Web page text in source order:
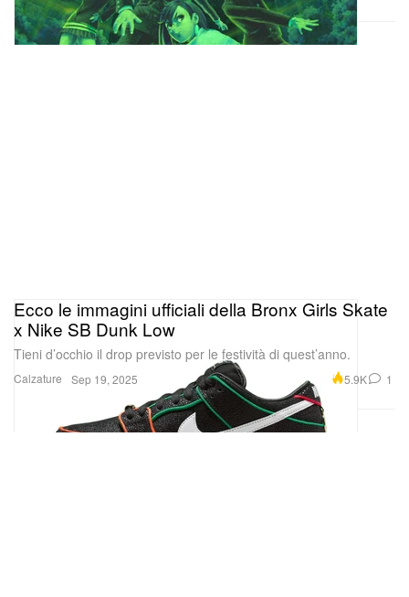
Calzature
Ecco le immagini ufficiali della Bronx Girls Skate
x Nike SB Dunk Low
Tieni d’occhio il drop previsto per le festività di quest’anno.
Sep 19, 2025 5.9K 1